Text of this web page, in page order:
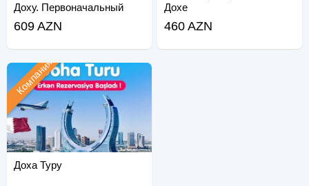
Доху. Первоначальный
взнос 108 долларов США.
609 AZN
Дохе
460 AZN
Доха Туру
Компания